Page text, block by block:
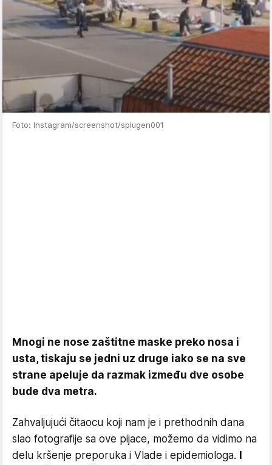
Foto: Instagram/screenshot/splugen001
Mnogi ne nose zaštitne maske preko nosa i
usta, tiskaju se jedni uz druge iako se na sve
strane apeluje da razmak između dve osobe
bude dva metra.
Zahvaljujući čitaocu koji nam je i prethodnih dana
slao fotografije sa ove pijace, možemo da vidimo na
delu kršenje preporuka i Vlade i epidemiologa.